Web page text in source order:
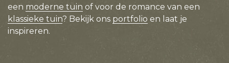
een moderne tuin of voor de romance van een
klassieke tuin? Bekijk ons portfolio en laat je
inspireren.